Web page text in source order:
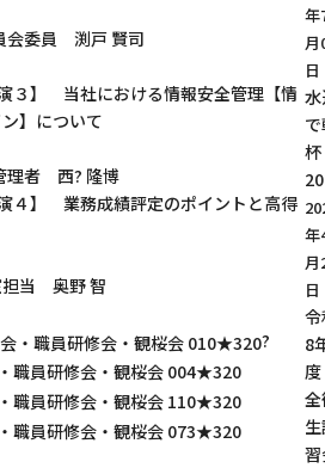
会委員 渕戸 賢司
】 当社における情報安全管理【情
】について
理者 西? 隆博
】 業務成績評定のポイントと高得
担当 奥野 智
?
年
月
日
杯
年
月
日
8